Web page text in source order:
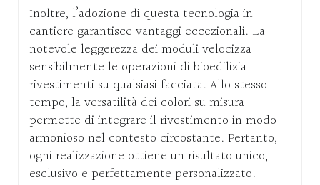
Inoltre, l’adozione di questa tecnologia in
cantiere garantisce vantaggi eccezionali. La
notevole leggerezza dei moduli velocizza
sensibilmente le operazioni di bioedilizia
rivestimenti su qualsiasi facciata. Allo stesso
tempo, la versatilità dei colori su misura
permette di integrare il rivestimento in modo
armonioso nel contesto circostante. Pertanto,
ogni realizzazione ottiene un risultato unico,
esclusivo e perfettamente personalizzato.